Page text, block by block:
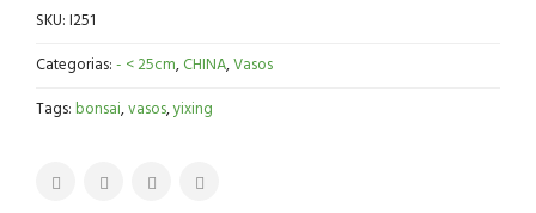
SKU:I251
Categorias:- < 25cm,CHINA,Vasos
Tags:bonsai,vasos,yixing